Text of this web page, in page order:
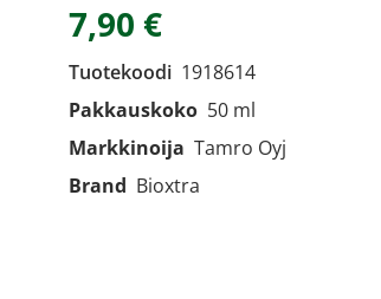
7,90 €
Tuotekoodi 1918614
Pakkauskoko 50 ml
Markkinoija Tamro Oyj
Brand Bioxtra